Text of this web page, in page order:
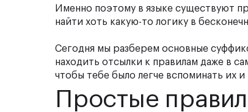
Именно поэтому в языке существуют
найти хоть какую-то логику в
Сегодня мы разберем основные
находить отсылки к правилам даже в
чтобы тебе было легче вспоминать их
Простые